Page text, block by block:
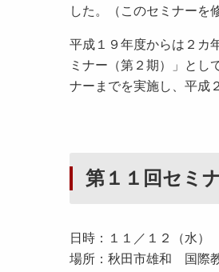
した。（このセミナーを
平成１９年度からは２カ
ミナー（第２期）」とし
ナーまでを実施し、平成
第１１回セミ
日時：１１／１２（水）
場所：秋田市雄和 国